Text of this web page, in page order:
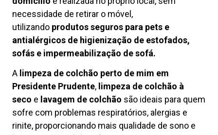
necessidade de retirar o móvel,
utilizando produtos seguros para pets e
antialérgicos de higienização de estofados,
sofás e impermeabilização de sofá.
A limpeza de colchão perto de mim em
Presidente Prudente, limpeza de colchão à
seco e lavagem de colchão são ideais para quem
sofre com problemas respiratórios, alergias e
rinite, proporcionando mais qualidade de sono e